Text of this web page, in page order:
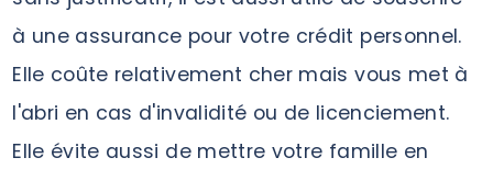
à une assurance pour votre crédit personnel.
Elle coûte relativement cher mais vous met à
l'abri en cas d'invalidité ou de licenciement.
Elle évite aussi de mettre votre famille en